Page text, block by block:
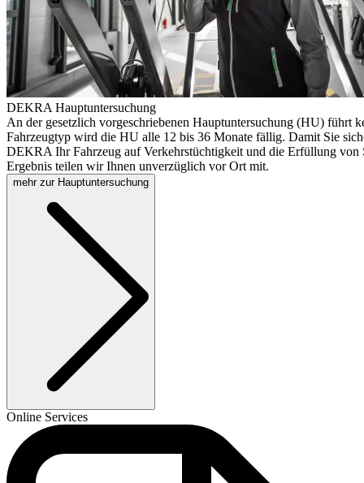
DEKRA Hauptuntersuchung
An der gesetzlich vorgeschriebenen Hauptuntersuchung (HU) führt
Fahrzeugtyp wird die HU alle 12 bis 36 Monate fällig. Damit Sie
DEKRA Ihr Fahrzeug auf Verkehrstüchtigkeit und die Erfüllung von
Ergebnis teilen wir Ihnen unverzüglich vor Ort mit.
mehr zur Hauptuntersuchung
Online Services